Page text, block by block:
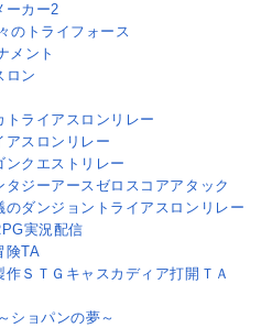
ーカー2
のトライフォース
メント
ロン
ライアスロンリレー
アスロンリレー
ンクエストリレー
ジーアースゼロスコアアタック
ダンジョントライアスロンリレー
実況配信
険TA
ＳＴＧキャスカディア打開ＴＡ
ショパンの夢～